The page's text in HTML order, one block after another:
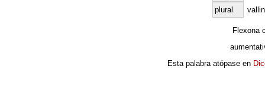
plural
Flexona
Esta palabra atópase en